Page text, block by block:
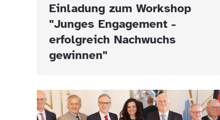
Einladung zum Workshop
"Junges Engagement -
erfolgreich Nachwuchs
gewinnen"